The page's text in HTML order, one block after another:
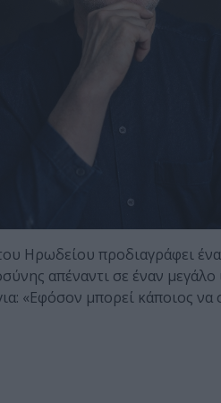
Ηρωδείου προδιαγράφει
απέναντι σε έναν
«Εφόσον μπορεί κάποιος